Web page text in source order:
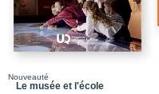
Nouveauté
Le musée et l'école